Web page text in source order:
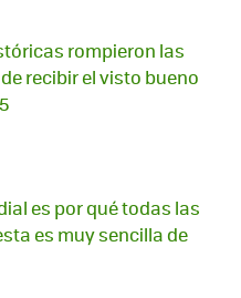
rompieron las
recibir el visto bueno
es por qué todas las
es muy sencilla de